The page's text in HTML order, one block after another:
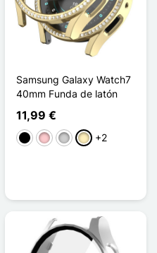
Samsung Galaxy Watch7
40mm Funda de latón
11,99 €
NegroRosaPlataOro +2